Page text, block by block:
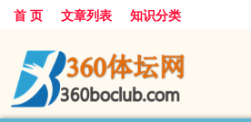
首 页 文章列表 知识分类